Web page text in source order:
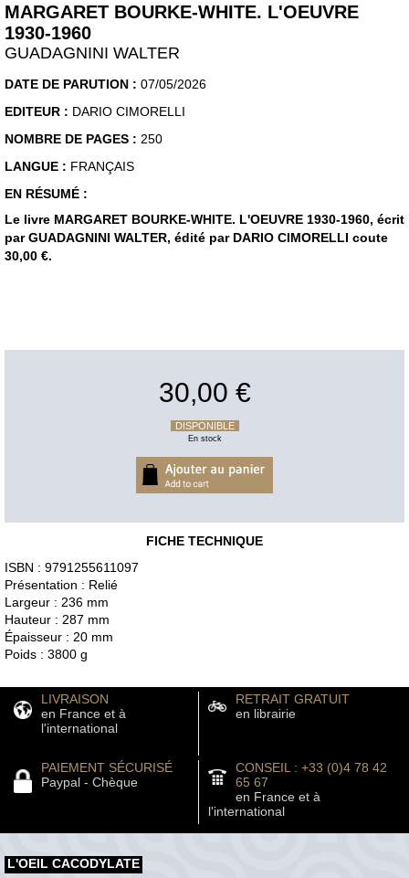
MARGARET BOURKE-WHITE. L'OEUVRE
1930-1960
GUADAGNINI WALTER
DATE DE PARUTION : 07/05/2026
EDITEUR : DARIO CIMORELLI
NOMBRE DE PAGES : 250
LANGUE : FRANÇAIS
EN RÉSUMÉ :
Le livre MARGARET BOURKE-WHITE. L'OEUVRE 1930-1960, écrit
par GUADAGNINI WALTER, édité par DARIO CIMORELLI coute
30,00 €.
30,00 €
DISPONIBLE
En stock
FICHE TECHNIQUE
ISBN : 9791255611097
Présentation : Relié
Largeur : 236 mm
Hauteur : 287 mm
Épaisseur : 20 mm
Poids : 3800 g
LIVRAISON
en France et à
l'international
RETRAIT GRATUIT
en librairie
PAIEMENT SÉCURISÉ
Paypal - Chèque
CONSEIL : +33 (0)4 78 42
65 67
en France et à
l'international
L'OEIL CACODYLATE